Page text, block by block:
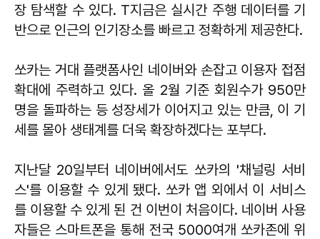
장 탐색할 수 있다. T지금은 실시간 주행 데이터를 기
반으로 인근의 인기장소를 빠르고 정확하게 제공한다.
쏘카는 거대 플랫폼사인 네이버와 손잡고 이용자 접점
확대에 주력하고 있다. 올 2월 기준 회원수가 950만
명을 돌파하는 등 성장세가 이어지고 있는 만큼, 이 기
세를 몰아 생태계를 더욱 확장하겠다는 포부다.
지난달 20일부터 네이버에서도 쏘카의 '채널링 서비
스'를 이용할 수 있게 됐다. 쏘카 앱 외에서 이 서비스
를 이용할 수 있게 된 건 이번이 처음이다. 네이버 사용
자들은 스마트폰을 통해 전국 5000여개 쏘카존에 위